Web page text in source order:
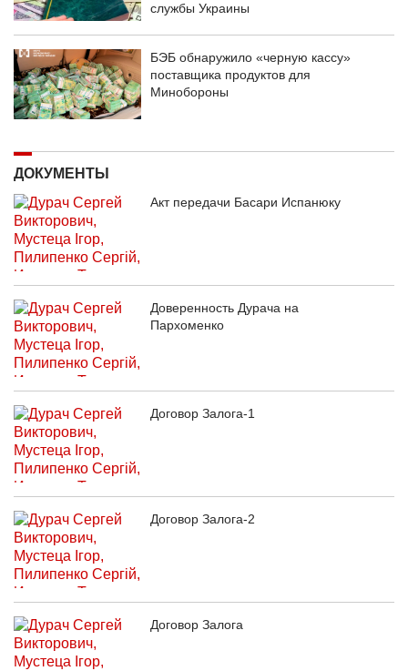
службы Украины
БЭБ обнаружило «черную кассу»
поставщика продуктов для
Минобороны
ДОКУМЕНТЫ
Акт передачи Басари Испанюку
Доверенность Дурача на
Пархоменко
Договор Залога-1
Договор Залога-2
Договор Залога